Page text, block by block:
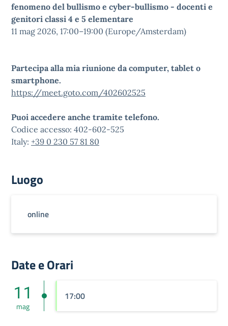
fenomeno del bullismo e cyber-bullismo - docenti e
genitori classi 4 e 5 elementare
11 mag 2026, 17:00–19:00 (Europe/Amsterdam)
Partecipa alla mia riunione da computer, tablet o
smartphone.
https://meet.goto.com/402602525
Puoi accedere anche tramite telefono.
Codice accesso: 402-602-525
Italy: +39 0 230 57 81 80
Luogo
online
Date e Orari
11
mag
17:00